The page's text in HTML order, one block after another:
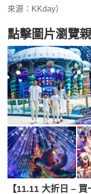
來源：KKday）
點擊圖片瀏覽
【11.11 大折日 –